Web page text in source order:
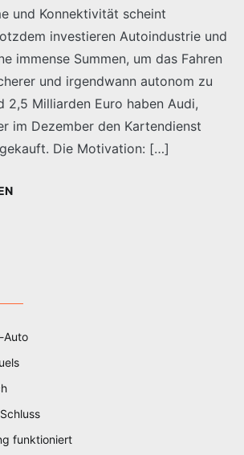
und Konnektivität scheint
investieren Autoindustrie und
immense Summen, um das Fahren
und irgendwann autonom zu
2,5 Milliarden Euro haben Audi,
im Dezember den Kartendienst
Die Motivation: […]
Auto
funktioniert